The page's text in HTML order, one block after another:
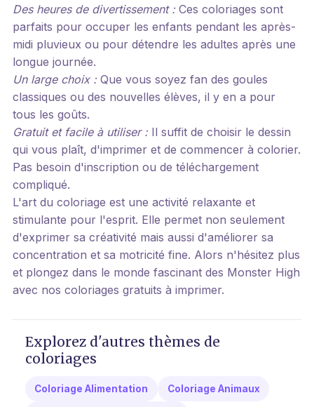
Des heures de divertissement : Ces coloriages sont
parfaits pour occuper les enfants pendant les après-
midi pluvieux ou pour détendre les adultes après une
longue journée.
Un large choix :Que vous soyez fan des goules
classiques ou des nouvelles élèves, il y en a pour
tous les goûts.
Gratuit et facile à utiliser :Il suffit de choisir le dessin
qui vous plaît, d'imprimer et de commencer à colorier.
Pas besoin d'inscription ou de téléchargement
compliqué.
L'art du coloriage est une activité relaxante et
stimulante pour l'esprit. Elle permet non seulement
d'exprimer sa créativité mais aussi d'améliorer sa
concentration et sa motricité fine. Alors n'hésitez plus
et plongez dans le monde fascinant des Monster High
avec nos coloriages gratuits à imprimer.
Explorez d'autres thèmes de
coloriages
Coloriage Alimentation Coloriage Animaux